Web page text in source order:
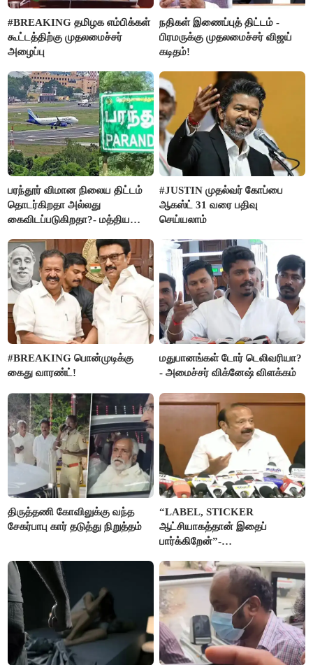
#BREAKING தமிழக எம்பிக்கள்
கூட்டத்திற்கு முதலமைச்சர்
அழைப்பு
நதிகள் இணைப்புத் திட்டம் -
பிரமருக்கு முதலமைச்சர் விஜய்
கடிதம்!
பரந்தூர் விமான நிலைய திட்டம்
தொடர்கிறதா அல்லது
கைவிடப்படுகிறதா?- மத்திய
#JUSTIN முதல்வர் கோப்பை
ஆகஸ்ட் 31 வரை பதிவு
செய்யலாம்
#BREAKING பொன்முடிக்கு
கைது வாரண்ட்!
மதுபானங்கள் டோர் டெலிவரியா?
- அமைச்சர் விக்னேஷ் விளக்கம்
திருத்தணி கோவிலுக்கு வந்த
சேகர்பாபு கார் தடுத்து நிறுத்தம்
“LABEL, STICKER
ஆட்சியாகத்தான் இதைப்
பார்க்கிறேன்”-